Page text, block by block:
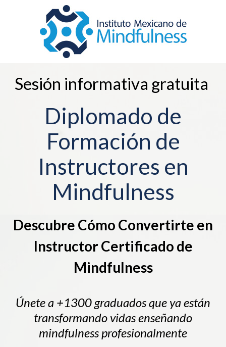
Sesión informativa gratuita
Diplomado de
Formación de
Instructores en
Mindfulness
Descubre Cómo Convertirte en
Instructor Certificado de
Mindfulness
Únete a +1300 graduados que ya están
transformando vidas enseñando
mindfulness profesionalmente